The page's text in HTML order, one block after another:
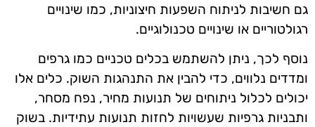
גם חשיבות לניתוח השפעות חיצוניות, כמו שינויים
רגולטוריים או שינויים טכנולוגיים.
נוסף לכך, ניתן להשתמש בכלים טכניים כמו גרפים
ומדדים נלווים, כדי להבין את התנהגות השוק. כלים אלו
יכולים לכלול ניתוחים של תנועות מחיר, נפח מסחר,
ותבניות גרפיות שעשויות לחזות תנועות עתידיות. בשוק